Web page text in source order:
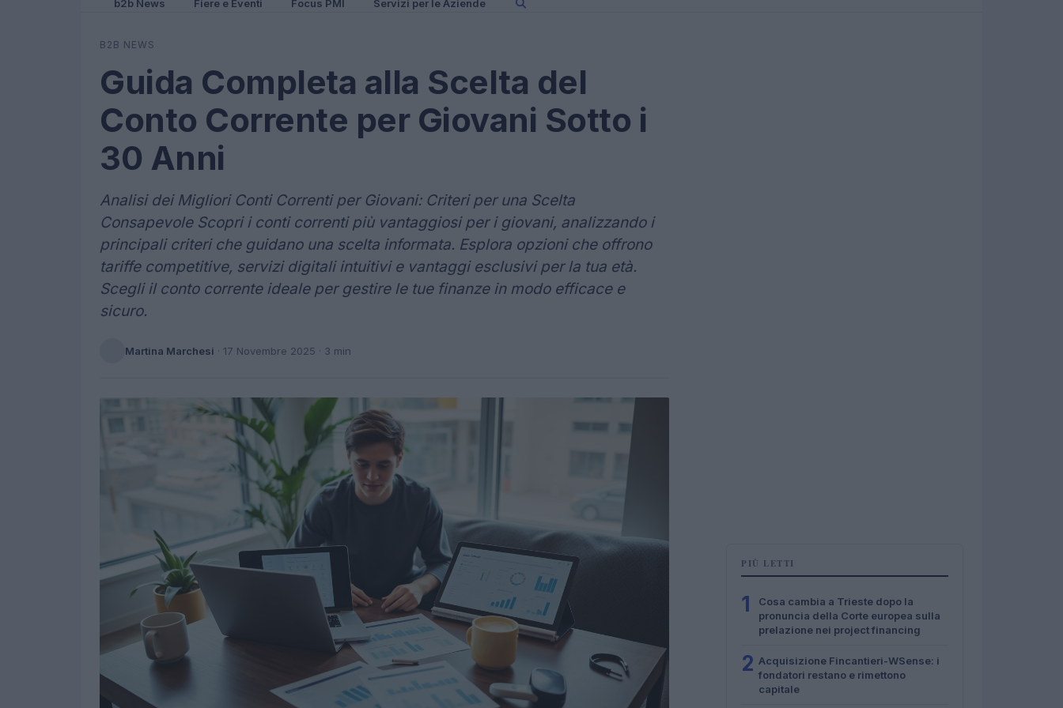
b2b News Fiere e Eventi Focus PMI Servizi per le Aziende
B2B NEWS
Guida Completa alla Scelta del
Conto Corrente per Giovani Sotto i
30 Anni
Analisi dei Migliori Conti Correnti per Giovani: Criteri per una Scelta
Consapevole Scopri i conti correnti più vantaggiosi per i giovani, analizzando i
principali criteri che guidano una scelta informata. Esplora opzioni che offrono
tariffe competitive, servizi digitali intuitivi e vantaggi esclusivi per la tua età.
Scegli il conto corrente ideale per gestire le tue finanze in modo efficace e
sicuro.
Martina Marchesi · 17 Novembre 2025 · 3 min
PIÙ LETTI
1
Cosa cambia a Trieste dopo la
pronuncia della Corte europea sulla
prelazione nei project financing
2 Acquisizione Fincantieri-WSense: i
fondatori restano e rimettono
capitale